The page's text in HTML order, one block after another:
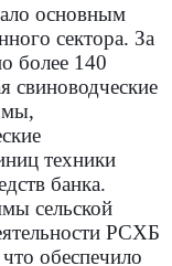
основным
сектора. За
более 140
свиноводческие
техники
банка.
сельской
РСХБ
обеспечило